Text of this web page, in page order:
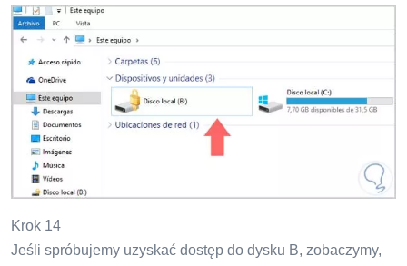
Krok 14
Jeśli spróbujemy uzyskać dostęp do dysku B, zobaczymy,